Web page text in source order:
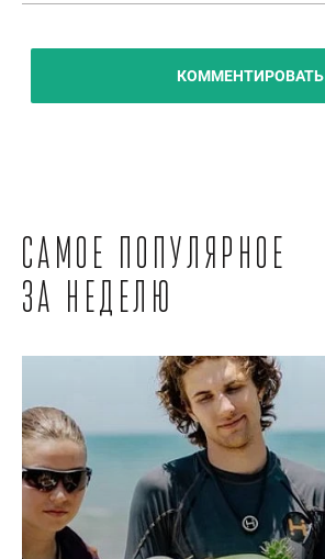
КОММЕНТИРОВАТЬ
Самое популярное
за неделю